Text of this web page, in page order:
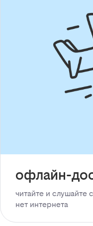
офлайн-
читайте и слушайте
нет интернета